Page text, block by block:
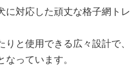
に対応した頑丈な格子網トレ
と使用できる広々設計で、
っています。